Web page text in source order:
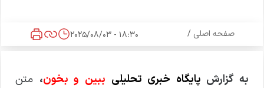
صفحه اصلی /
18:30 - 2025/08/03
به گزارش پایگاه خبری تحلیلی ببین و بخون، متن